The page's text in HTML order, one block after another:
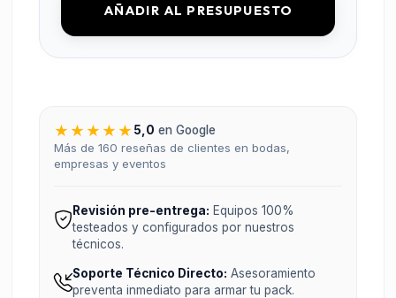
AÑADIR AL PRESUPUESTO
★★★★★ 5,0 en Google
Más de 160 reseñas de clientes en bodas,
empresas y eventos
Revisión pre-entrega: Equipos 100%
testeados y configurados por nuestros
técnicos.
Soporte Técnico Directo: Asesoramiento
preventa inmediato para armar tu pack.